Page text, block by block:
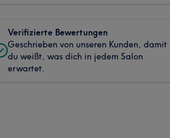
Verifizierte Bewertungen
Geschrieben von unseren Kunden, damit
du weißt, was dich in jedem Salon
erwartet.